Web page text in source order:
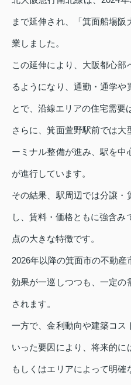
まで延伸され、「箕面船場
業しました。
この延伸により、大阪都心部
るようになり、通勤・通学や
とで、沿線エリアの住宅需要
さらに、箕面萱野駅前では大
ーミナル整備が進み、駅を中
が進行しています。
その結果、駅周辺では分譲・
し、賃料・価格ともに強含み
点の大きな特徴です。
2026年以降の箕面市の不動
効果が一巡しつつも、一定の
されます。
一方で、金利動向や建築コス
いった要因により、将来的に
もしくはエリアによって明確